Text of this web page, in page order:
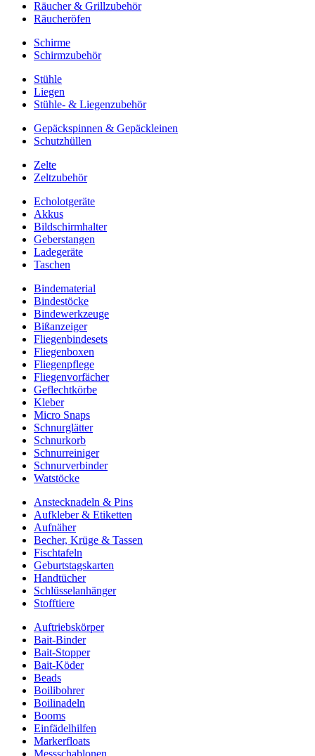
Räucher & Grillzubehör
Räucheröfen
Schirme
Schirmzubehör
Stühle
Liegen
Stühle- & Liegenzubehör
Gepäckspinnen & Gepäckleinen
Schutzhüllen
Zelte
Zeltzubehör
Echolotgeräte
Akkus
Bildschirmhalter
Geberstangen
Ladegeräte
Taschen
Bindematerial
Bindestöcke
Bindewerkzeuge
Bißanzeiger
Fliegenbindesets
Fliegenboxen
Fliegenpflege
Fliegenvorfächer
Geflechtkörbe
Kleber
Micro Snaps
Schnurglätter
Schnurkorb
Schnurreiniger
Schnurverbinder
Watstöcke
Anstecknadeln & Pins
Aufkleber & Etiketten
Aufnäher
Becher, Krüge & Tassen
Fischtafeln
Geburtstagskarten
Handtücher
Schlüsselanhänger
Stofftiere
Auftriebskörper
Bait-Binder
Bait-Stopper
Bait-Köder
Beads
Boilibohrer
Boilinadeln
Booms
Einfädelhilfen
Markerfloats
Messschablonen